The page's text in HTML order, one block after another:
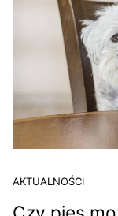
AKTUALNOŚCI